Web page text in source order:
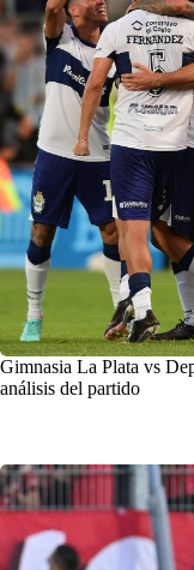
Gimnasia La Plata vs
análisis del partido